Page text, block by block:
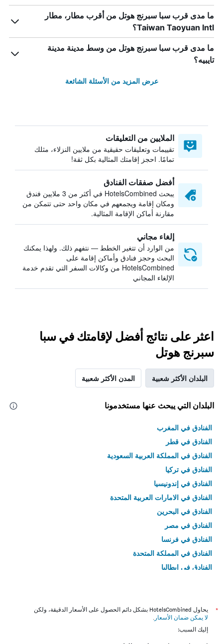
ما مدى قرب سبا سبرنج هوتل من أقرب مطار، مطار
Taiwan Taoyuan Intl؟
ما مدى قرب سبا سبرنج هوتل من وسط مدينة مدينة
تايبيه؟
عرض المزيد من الأسئلة الشائعة
الملايين من التعليقات
تقييمات وتعليقات حقيقية من ملايين النزلاء، مثلك
تمامًا. احجز إقامتك المثالية بكل ثقة!
أفضل صفقات الفنادق
يبحث HotelsCombined في أكثر من 3 ملايين فندق
ومكان إقامة ويجمعهم في مكان واحد حتى تتمكن من
مقارنة أماكن الإقامة المثالية.
إلغاء مجاني
من الوارد أن تتغير الخطط — نتفهم ذلك. ولهذا يمكنك
البحث وحجز فنادق وأماكن إقامة على
HotelsCombined من وكالات السفر التي تقدم خدمة
الإلغاء المجاني
اعثر على نتائج أفضل لإقامتك في سبا
سبرنج هوتل
البلدان الأكثر شعبية المدن الأكثر شعبية
البلدان التي يبحث عنها مستخدمونا
الفنادق في المغرب
الفنادق في قطر
الفنادق في المملكة العربية السعودية
الفنادق في تركيا
الفنادق في إندونيسيا
الفنادق في الامارات العربية المتحدة
الفنادق في البحرين
الفنادق في مصر
الفنادق في فرنسا
الفنادق في المملكة المتحدة
الفنادق في إيطاليا
*
يحاول HotelsCombined بشكل دائم الحصول على الأسعار الدقيقة، ولكن
لا يمكن ضمان الأسعار .
إليك السبب: